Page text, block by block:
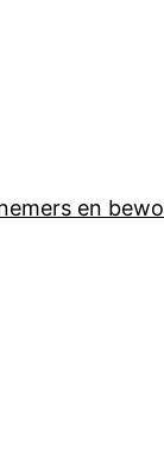
en